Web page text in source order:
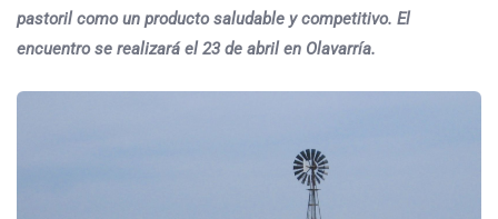
pastoril como un producto saludable y competitivo. El
encuentro se realizará el 23 de abril en Olavarría.